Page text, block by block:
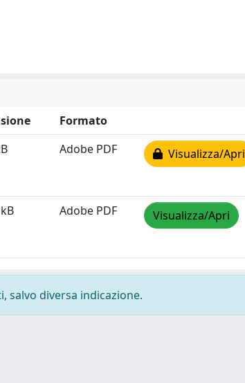
Formato
Adobe PDF Visualizza/Apri
Adobe PDF Visualizza/Apri
salvo diversa indicazione.